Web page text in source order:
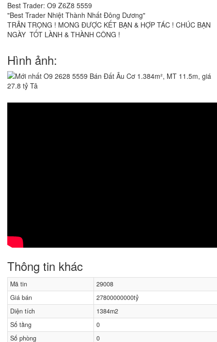
Best Trader: O9 Z6Z8 5559
"Best Trader Nhiệt Thành Nhất Đông Dương"
TRÂN TRỌNG ! MONG ĐƯỢC KẾT BẠN & HỢP TÁC ! CHÚC BẠN
NGÀY TỐT LÀNH & THÀNH CÔNG !
Hình ảnh:
Thông tin khác
Mã tin
29008
Giá bán
27800000000tỷ
Diện tích
1384m2
Số tầng
0
Số phòng
0